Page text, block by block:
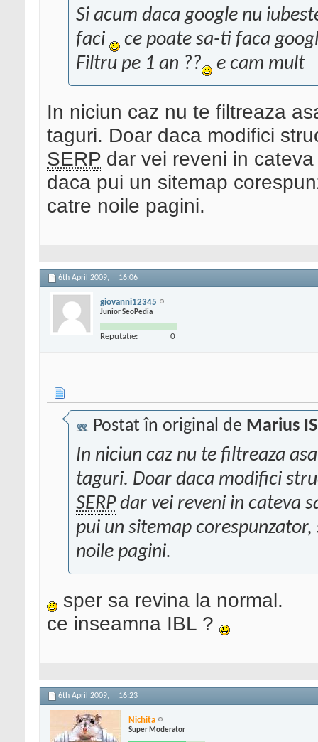
Si acum daca google nu
faci
ce poate sa-ti faca
Filtru pe 1 an ??
e cam mult
In niciun caz nu te filtreaza
taguri. Doar daca modifici
SERP dar vei reveni in
daca pui un sitemap
catre noile pagini.
6th April 2009, 16:06
giovanni12345
Junior SeoPedia
Reputatie: 0
Postat în original de Marius
In niciun caz nu te filtreaza
taguri. Doar daca modifici
SERPdar vei reveni in cateva
pui un sitemap
noile pagini.
sper sa revina la normal.
ce inseamna IBL ?
6th April 2009, 16:23
Nichita
Super Moderator